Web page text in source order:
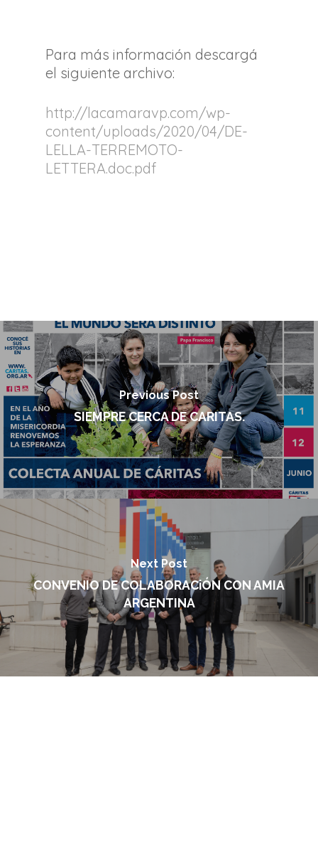
Para más información descargá
el siguiente archivo:
http://lacamaravp.com/wp-
content/uploads/2020/04/DE-
LELLA-TERREMOTO-
LETTERA.doc.pdf
Previous Post
SIEMPRE CERCA DE CARITAS.
Next Post
CONVENIO DE COLABORACiÓN CON AMIA
ARGENTINA
Regulaciones
Noticias
Contacto